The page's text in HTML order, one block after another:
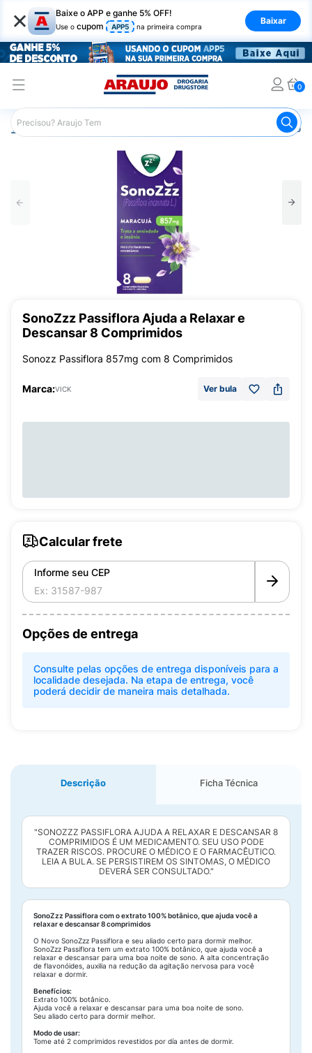
× Baixe o APP e ganhe 5% OFF!
Use o cupom APP5 na primeira compra
Baixar
0
Araujo Medicamentos Remédio para Sistema Nervoso
SonoZzz Passiflora Ajuda a Relaxar e
Descansar 8 Comprimidos
Sonozz Passiflora 857mg com 8 Comprimidos
Marca:VICK Ver bula
Calcular frete
Informe seu CEP
Opções de entrega
Consulte pelas opções de entrega disponíveis para a
localidade desejada. Na etapa de entrega, você
poderá decidir de maneira mais detalhada.
Descrição Ficha Técnica
"SONOZZZ PASSIFLORA AJUDA A RELAXAR E DESCANSAR 8
COMPRIMIDOS É UM MEDICAMENTO. SEU USO PODE
TRAZER RISCOS. PROCURE O MÉDICO E O FARMACÊUTICO.
LEIA A BULA. SE PERSISTIREM OS SINTOMAS, O MÉDICO
DEVERÁ SER CONSULTADO."
SonoZzz Passiflora com o extrato 100% botânico, que ajuda você a
relaxar e descansar 8 comprimidos
O Novo SonoZzz Passiflora e seu aliado certo para dormir melhor.
SonoZzz Passiflora tem um extrato 100% botânico, que ajuda você a
relaxar e descansar para uma boa noite de sono. A alta concentração
de flavonóides, auxilia na redução da agitação nervosa para você
relaxar e dormir.
Benefícios:
Extrato 100% botânico.
Ajuda você a relaxar e descansar para uma boa noite de sono.
Seu aliado certo para dormir melhor.
Modo de usar:
Tome até 2 comprimidos revestidos por día antes de dormir.